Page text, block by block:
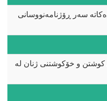
سەر ڕۆژنامەنووسانی
کوشتن و خۆکوشتنی ژنان لە